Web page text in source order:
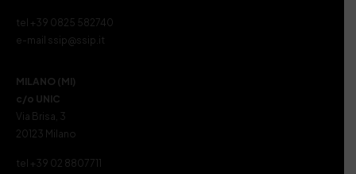
tel +39 0825 582740
e-mail ssip@ssip.it
MILANO (MI)
c/o UNIC
Via Brisa, 3
20123 Milano
tel +39 02 8807711